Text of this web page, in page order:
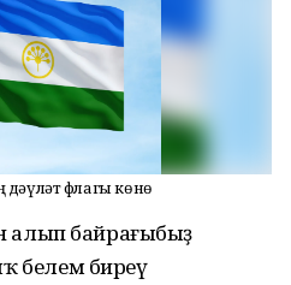
дәүләт флагы көнө
алып байрағыбыҙ
белем биреү